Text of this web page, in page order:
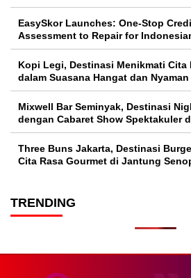
EasySkor Launches: One-Stop
Assessment to Repair for
Kopi Legi, Destinasi Menikmati Cita
dalam Suasana Hangat dan Nyaman
Mixwell Bar Seminyak, Destinasi
dengan Cabaret Show Spektakuler
Three Buns Jakarta, Destinasi
Cita Rasa Gourmet di Jantung
TRENDING